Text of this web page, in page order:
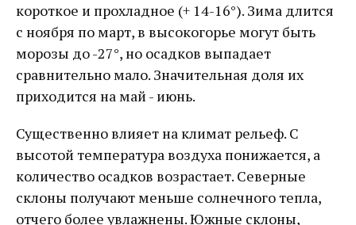
короткое и прохладное (+ 14-16°). Зима длится
с ноября по март, в высокогорье могут быть
морозы до -27°, но осадков выпадает
сравнительно мало. Значительная доля их
приходится на май - июнь.
Существенно влияет на климат рельеф. С
высотой температура воздуха понижается, а
количество осадков возрастает. Северные
склоны получают меньше солнечного тепла,
отчего более увлажнены. Южные склоны,